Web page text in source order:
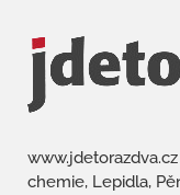
chemie, Lepidla,